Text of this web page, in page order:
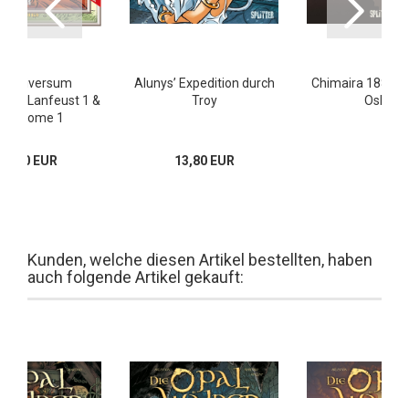
Universum
Lanfeust 1 &
Gnome 1
EUR
Alunys’ Expedition durch
Troy
13,80 EUR
Chimaira 1887
Oskar
Kunden, welche diesen Artikel bestellten, haben
auch folgende Artikel gekauft: